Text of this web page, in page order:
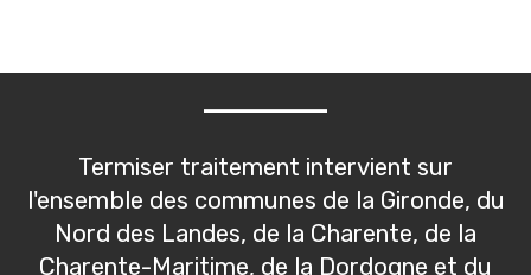
Termiser traitement intervient sur
l'ensemble des communes de la Gironde, du
Nord des Landes, de la Charente, de la
Charente-Maritime, de la Dordogne et du